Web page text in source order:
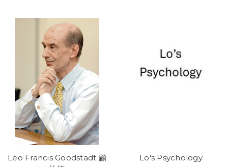
Leo Francis Goodstadt 顧
Lo's Psychology